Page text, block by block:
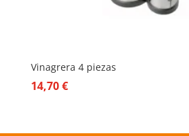
Vinagrera 4 piezas
14,70€